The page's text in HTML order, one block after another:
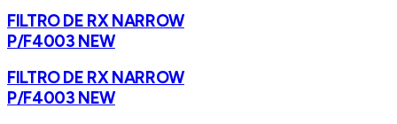
FILTRO DE RX NARROW
P/F4003 NEW
FILTRO DE RX NARROW
P/F4003 NEW